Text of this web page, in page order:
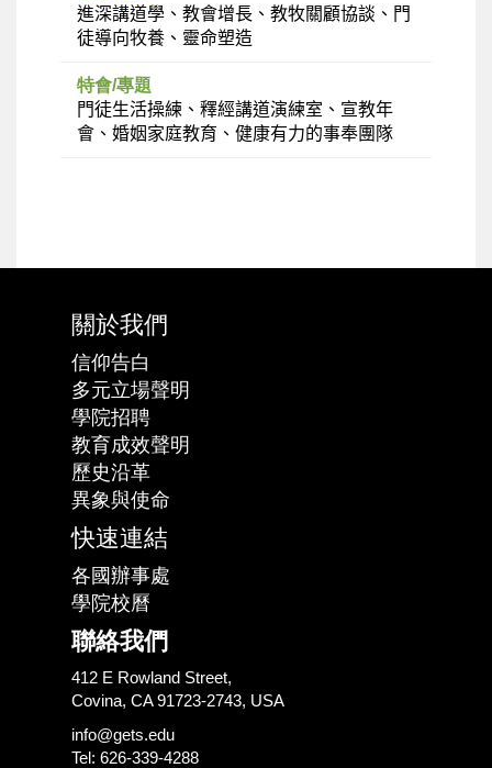
進深講道學、教會增長、教牧關顧協談、門
徒導向牧養、靈命塑造
特會/專題
門徒生活操練、釋經講道演練室、宣教年
會、婚姻家庭教育、健康有力的事奉團隊
關於我們
信仰告白
多元立場聲明
學院招聘
教育成效聲明
歷史沿革
異象與使命
快速連結
各國辦事處
學院校曆
聯絡我們
412 E Rowland Street,
Covina, CA 91723-2743, USA
info@gets.edu
Tel: 626-339-4288